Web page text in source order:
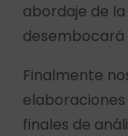
abordaje de la
desembocará
Finalmente
elaboraciones
finales de